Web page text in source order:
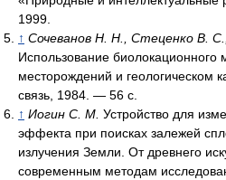
1999.
↑ Сочеванов Н. Н., Стеценко В.
Использование биолокационного
месторождений и геологическом
связь, 1984. — 56 с.
↑ Иогин С. М. Устройство для
эффекта при поисках залежей
излучения Земли. От древнего
современным методам